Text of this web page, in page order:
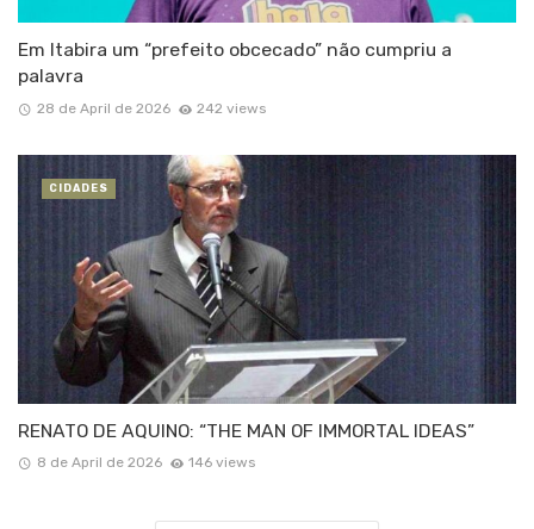
Em Itabira um “prefeito obcecado” não cumpriu a
palavra
28 de April de 2026 242 views
RENATO DE AQUINO: “THE MAN OF IMMORTAL IDEAS”
8 de April de 2026 146 views
CIDADES